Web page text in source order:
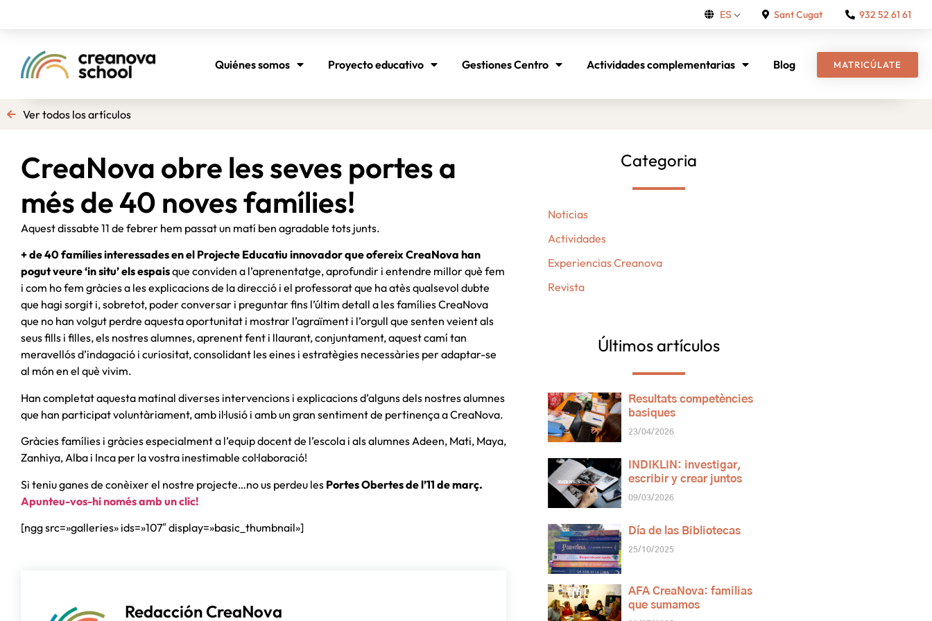
ES Sant Cugat 932 52 61 61
Quiénes somos Proyecto educativo Gestiones Centro Actividades complementarias Blog MATRICÚLATE
Ver todos los artículos
CreaNova obre les seves portes a
més de 40 noves famílies!
Aquest dissabte 11 de febrer hem passat un matí ben agradable tots junts.
+ de 40 famílies interessades en el Projecte Educatiu innovador que ofereix CreaNova han
pogut veure ‘in situ’ els espaisque conviden a l’aprenentatge, aprofundir i entendre millor què fem
i com ho fem gràcies a les explicacions de la direcció i el professorat que ha atès qualsevol dubte
que hagi sorgit i, sobretot, poder conversar i preguntar fins l’últim detall a les famílies CreaNova
que no han volgut perdre aquesta oportunitat i mostrar l’agraïment i l’orgull que senten veient als
seus fills i filles, els nostres alumnes, aprenent fent i llaurant, conjuntament, aquest camí tan
meravellós d’indagació i curiositat, consolidant les eines i estratègies necessàries per adaptar-se
al món en el què vivim.
Han completat aquesta matinal diverses intervencions i explicacions d’alguns dels nostres alumnes
que han participat voluntàriament, amb il·lusió i amb un gran sentiment de pertinença a CreaNova.
Gràcies famílies i gràcies especialment a l’equip docent de l’escola i als alumnes Adeen, Mati, Maya,
Zanhiya, Alba i Inca per la vostra inestimable col·laboració!
Si teniu ganes de conèixer el nostre projecte…no us perdeu les Portes Obertes de l’11 de març.
Apunteu-vos-hi només amb un clic!
[ngg src=»galleries» ids=»107″ display=»basic_thumbnail»]
Redacción CreaNova
Categoria
Noticias
Actividades
Experiencias Creanova
Revista
Últimos artículos
Resultats competències
basiques
23/04/2026
INDIKLIN: investigar,
escribir y crear juntos
09/03/2026
Día de las Bibliotecas
25/10/2025
AFA CreaNova: familias
que sumamos